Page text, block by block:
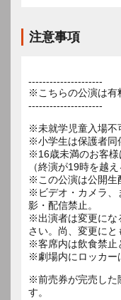
注意事項
---------------------
※こちらの公演は有
---------------------
※未就学児童入場不
※小学生は保護者同
※16歳未満のお客様
（終演が19時を越え
※この公演は公開生
※ビデオ・カメラ、
影・配信禁止。
※出演者は変更にな
さい。尚、変更にと
※客席内は飲食禁止
※劇場内にロッカー
※前売券が完売した
す。